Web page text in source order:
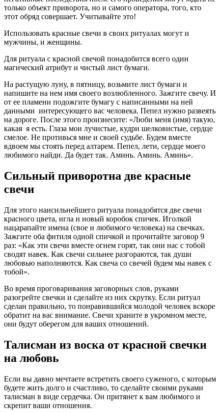
только объект приворота, но и самого оператора, того, кто
этот обряд совершает. Учитывайте это!
Использовать красные свечи в своих ритуалах могут и
мужчины, и женщины.
Для ритуала с красной свечой понадобится всего один
магический атрибут и чистый лист бумаги.
На растущую луну, в пятницу, возьмите лист бумаги и
напишите на нем имя своего возлюбленного. Зажгите свечу. И
от ее пламени подожгите бумагу с написанными на ней
данными интересующего вас человека. Пепел нужно развеять
на дороге. После этого произнесите: «Люби меня (имя) такую,
какая я есть. Глаза мои лучистые, кудри шелковистые, сердце
смелое. Не противься мне и своей судьбе. Будем вместе
вдвоем мы стоять перед алтарем. Пепел, лети, сердце моего
любимого найди. Да будет так. Аминь. Аминь. Аминь».
Сильный приворотна две красные
свечи
Для этого наисильнейшего ритуала понадобятся две свечи
красного цвета, игла и новый коробок спичек. Иголкой
нацарапайте имена (свое и любимого человека) на свечках.
Зажгите оба фитиля одной спичкой и прочитайте заговор 9
раз: «Как эти свечи вместе огнем горят, так они нас с тобой
сводят навек. Как свечи сильнее разгораются, так души
любовью наполняются. Как свеча со свечей будем мы навек с
тобой».
Во время проговаривания заговорных слов, руками
разогрейте свечки и сделайте из них скрутку. Если ритуал
сделан правильно, то понравившийся молодой человек вскоре
обратит на вас внимание. Свечи храните в укромном месте,
они будут оберегом для ваших отношений.
Талисман из воска от красной свечки
на любовь
Если вы давно мечтаете встретить своего суженого, с которым
будете жить долго и счастливо, то сделайте своими руками
талисман в виде сердечка. Он притянет к вам любимого и
скрепит ваши отношения.